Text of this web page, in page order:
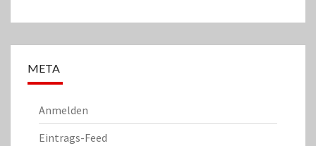
META
Anmelden
Eintrags-Feed